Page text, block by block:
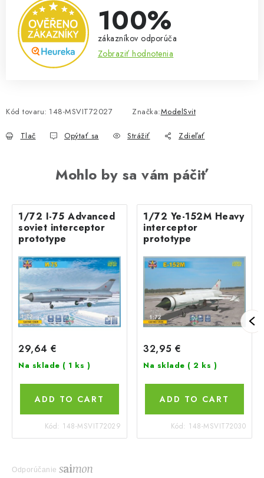
100%
zákazníkov odporúča
Zobraziť hodnotenia
Kód tovaru: 148-MSVIT72027 Značka:ModelSvit
Tlač Opýtať sa Strážiť Zdieľať
Mohlo by sa vám páčiť
1/72 I-75 Advanced
soviet interceptor
prototype
29,64 €
Na sklade ( 1 ks )
ADD TO CART
Kód: 148-MSVIT72029
1/72 Ye-152M Heavy
interceptor
prototype
32,95 €
Na sklade ( 2 ks )
ADD TO CART
Kód: 148-MSVIT72030
Odporúčanie